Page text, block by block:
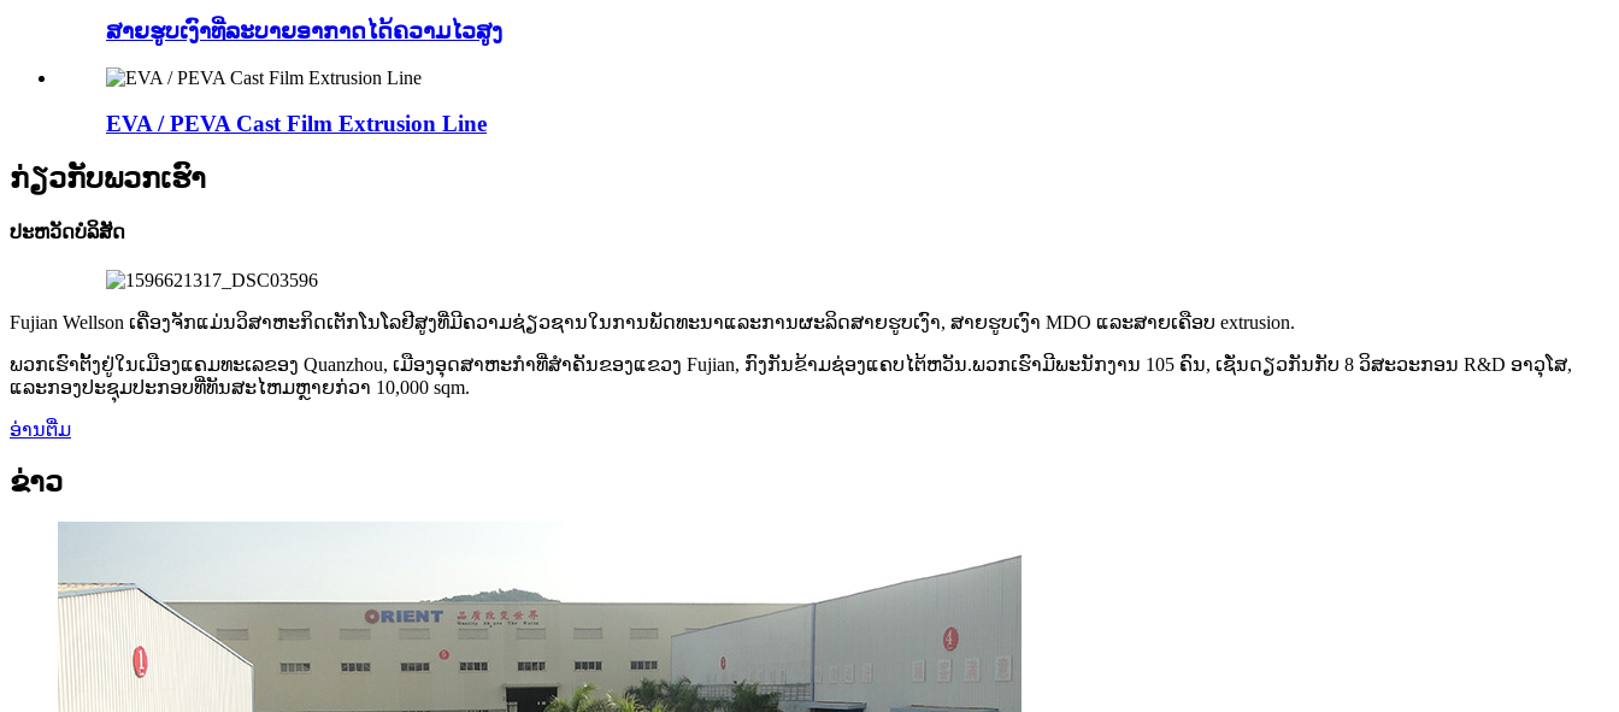
ສາຍຮູບເງົາທີ່ລະບາຍອາກາດໄດ້ຄວາມໄວສູງ
EVA / PEVA Cast Film Extrusion Line
ກ່ຽວ​ກັບ​ພວກ​ເຮົາ
ປະ​ຫວັດ​ບໍ​ລິ​ສັດ
Fujian Wellson ເຄື່ອງຈັກແມ່ນວິສາຫະກິດເຕັກໂນໂລຢີສູງທີ່ມີຄວາມຊ່ຽວຊານໃນການພັດທະນາແລະການຜະລິດສາຍຮູບເງົາ, ສາຍຮູບເງົາ MDO ແລະສາຍເຄືອບ extrusion.
ພວກ​ເຮົາ​ຕັ້ງ​ຢູ່​ໃນ​ເມືອງ​ແຄມ​ທະ​ເລ​ຂອງ Quanzhou, ເມືອງ​ອຸດ​ສາ​ຫະ​ກໍາ​ທີ່​ສໍາ​ຄັນ​ຂອງ​ແຂວງ Fujian, ກົງ​ກັນ​ຂ້າມ​ຊ່ອງ​ແຄບ​ໄຕ້​ຫວັນ.ພວກ​ເຮົາ​ມີ​ພະ​ນັກ​ງານ 105 ຄົນ, ເຊັ່ນ​ດຽວ​ກັນ​ກັບ 8 ວິ​ສະ​ວະ​ກອນ R&D ອາ​ວຸ​ໂສ,
ແລະ​ກອງ​ປະ​ຊຸມ​ປະ​ກອບ​ທີ່​ທັນ​ສະ​ໄຫມ​ຫຼາຍ​ກ​່​ວາ 10,000 sqm.
ອ່ານ​ຕື່ມ
ຂ່າວ